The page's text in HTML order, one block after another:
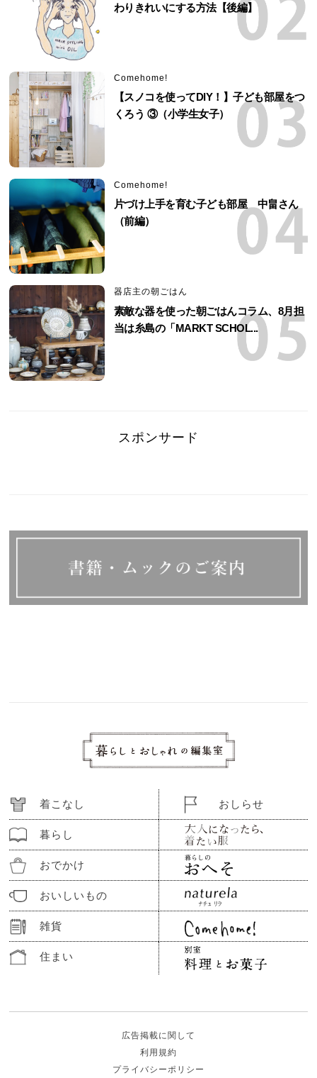
わりきれいにする方法【後編】
Comehome!
【スノコを使ってDIY！】子ども部屋をつ
くろう ③（小学生女子）
Comehome!
片づけ上手を育む子ども部屋 中畠さん
（前編）
器店主の朝ごはん
素敵な器を使った朝ごはんコラム、8月担
当は糸島の「MARKT SCHOL...
スポンサード
着こなし
暮らし
おでかけ
おいしいもの
雑貨
住まい
おしらせ
広告掲載に関して
利用規約
プライバシーポリシー